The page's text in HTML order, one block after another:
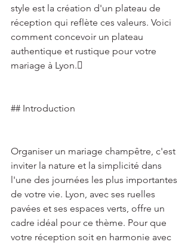
style est la création d'un plateau de
réception qui reflète ces valeurs. Voici
comment concevoir un plateau
authentique et rustique pour votre
mariage à Lyon.
## Introduction
Organiser un mariage champêtre, c'est
inviter la nature et la simplicité dans
l'une des journées les plus importantes
de votre vie. Lyon, avec ses ruelles
pavées et ses espaces verts, offre un
cadre idéal pour ce thème. Pour que
votre réception soit en harmonie avec